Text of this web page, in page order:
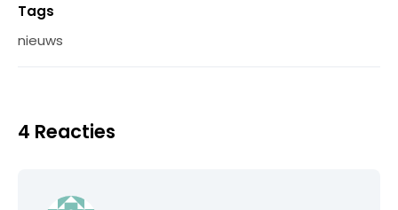
Tags
nieuws
4 Reacties